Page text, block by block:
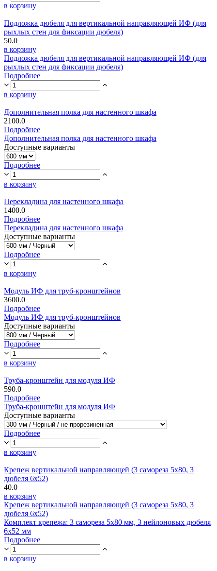
в корзину
Подложка дюбеля для вертикальной направляющей ИФ (для
рыхлых стен для фиксации дюбеля)
50.0
в корзину
Подложка дюбеля для вертикальной направляющей ИФ (для
рыхлых стен для фиксации дюбеля)
Подробнее
в корзину
Дополнительная полка для настенного шкафа
2100.0
Подробнее
Дополнительная полка для настенного шкафа
Доступные варианты
Подробнее
в корзину
Перекладина для настенного шкафа
1400.0
Подробнее
Перекладина для настенного шкафа
Доступные варианты
Подробнее
в корзину
Модуль ИФ для труб-кронштейнов
3600.0
Подробнее
Модуль ИФ для труб-кронштейнов
Доступные варианты
Подробнее
в корзину
Труба-кронштейн для модуля ИФ
590.0
Подробнее
Труба-кронштейн для модуля ИФ
Доступные варианты
Подробнее
в корзину
Крепеж вертикальной направляющей (3 самореза 5х80, 3
дюбеля 6х52)
40.0
в корзину
Крепеж вертикальной направляющей (3 самореза 5х80, 3
дюбеля 6х52)
Комплект крепежа: 3 самореза 5х80 мм, 3 нейлоновых дюбеля
6х52 мм
Подробнее
в корзину